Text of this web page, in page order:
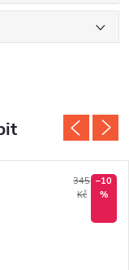
345
Kč
–10
%